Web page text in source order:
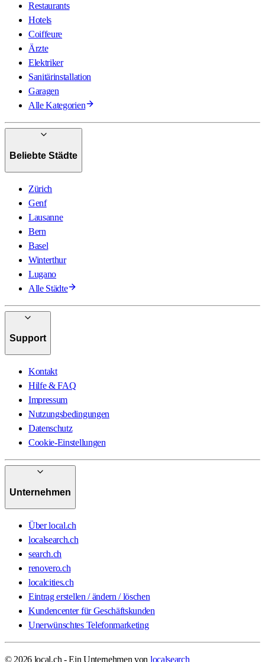
Restaurants
Hotels
Coiffeure
Ärzte
Elektriker
Sanitärinstallation
Garagen
Alle Kategorien
Beliebte Städte
Zürich
Genf
Lausanne
Bern
Basel
Winterthur
Lugano
Alle Städte
Support
Kontakt
Hilfe & FAQ
Impressum
Nutzungsbedingungen
Datenschutz
Cookie-Einstellungen
Unternehmen
Über local.ch
localsearch.ch
search.ch
renovero.ch
localcities.ch
Eintrag erstellen / ändern / löschen
Kundencenter für Geschäftskunden
Unerwünschtes Telefonmarketing
© 2026 local.ch - Ein Unternehmen von localsearch